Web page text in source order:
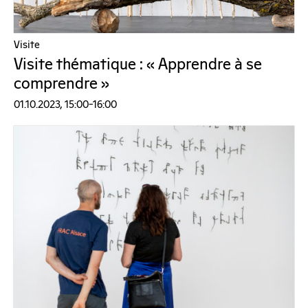
Visite
Visite thématique : « Apprendre à se
comprendre »
01.10.2023, 15:00–16:00